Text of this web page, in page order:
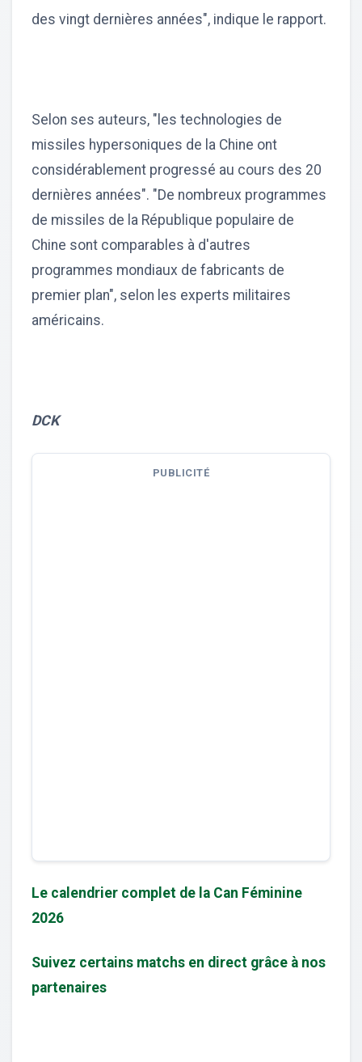
des vingt dernières années", indique le rapport.
Selon ses auteurs, "les technologies de
missiles hypersoniques de la Chine ont
considérablement progressé au cours des 20
dernières années". "De nombreux programmes
de missiles de la République populaire de
Chine sont comparables à d'autres
programmes mondiaux de fabricants de
premier plan", selon les experts militaires
américains.
DCK
PUBLICITÉ
Le calendrier complet de la Can Féminine
2026
Suivez certains matchs en direct grâce à nos
partenaires